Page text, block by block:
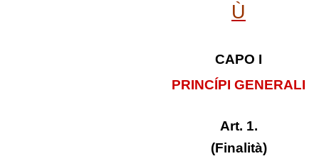
Ù
CAPO I
PRINCÍPI GENERALI
Art. 1.
(Finalità)